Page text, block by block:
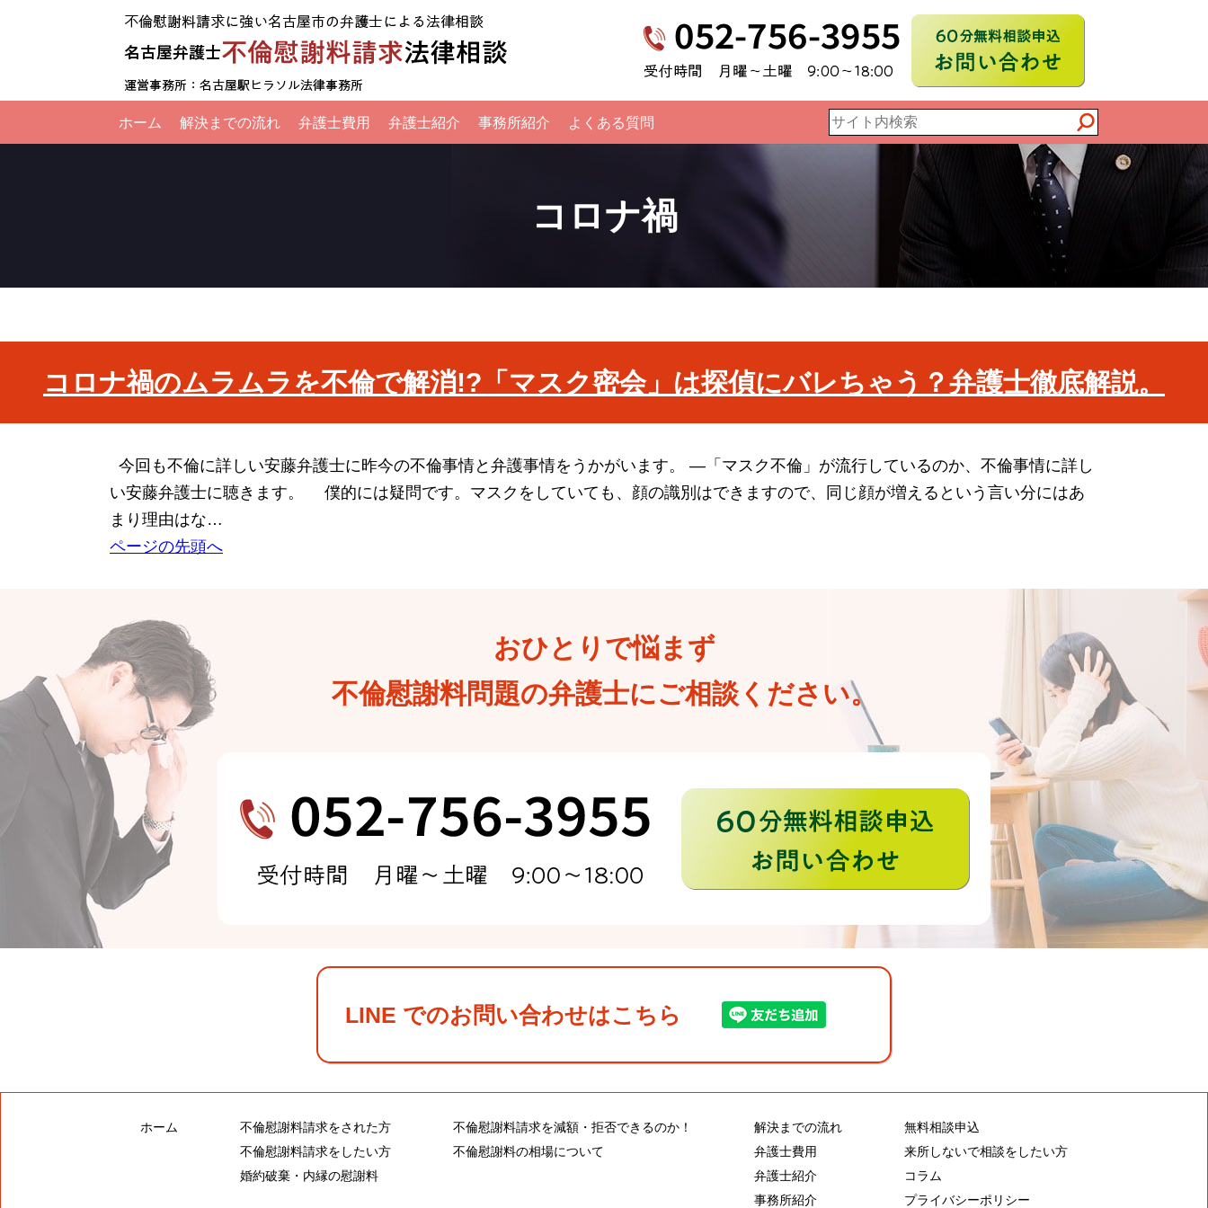
ホーム 解決までの流れ 弁護士費用 弁護士紹介 事務所紹介 よくある質問
コロナ禍
コロナ禍のムラムラを不倫で解消!?「マスク密会」は探偵にバレちゃう？弁護士徹底解説。
今回も不倫に詳しい安藤弁護士に昨今の不倫事情と弁護事情をうかがいます。 ―「マスク不倫」が流行しているのか、不倫事情に詳し
い安藤弁護士に聴きます。 僕的には疑問です。マスクをしていても、顔の識別はできますので、同じ顔が増えるという言い分にはあ
まり理由はな…
ページの先頭へ
おひとりで悩まず
不倫慰謝料問題の弁護士にご相談ください。
052-756-3955（月曜～土曜9:00
60分無料相談申込・お問い合わせ
LINE でのお問い合わせはこちら
ホーム
不倫慰謝料請求をされた方
不倫慰謝料請求をしたい方
婚約破棄・内縁の慰謝料
不倫慰謝料請求を減額・拒否できるのか！
不倫慰謝料の相場について
解決までの流れ
弁護士費用
弁護士紹介
事務所紹介
無料相談申込
来所しないで相談をしたい方
コラム
プライバシーポリシー